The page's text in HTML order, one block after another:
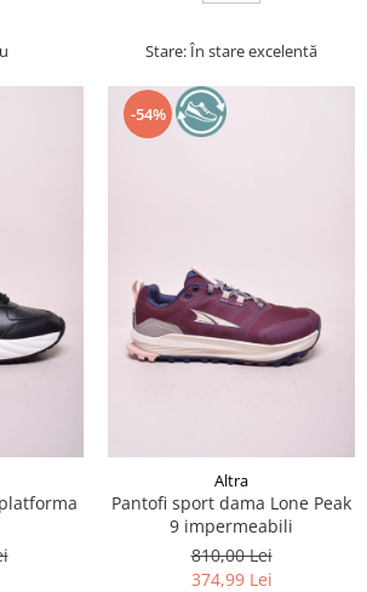
Stare: În stare excelentă
-54%
Altra
Pantofi sport dama Lone Peak
9 impermeabili
810,00 Lei
374,99 Lei